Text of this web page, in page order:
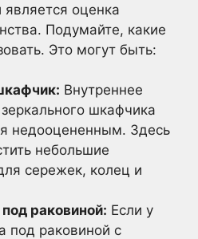
оценка
Подумайте, какие
Это могут быть:
Внутреннее
шкафчика
недооцененным. Здесь
небольшие
сережек, колец и
раковиной: Если у
под раковиной с